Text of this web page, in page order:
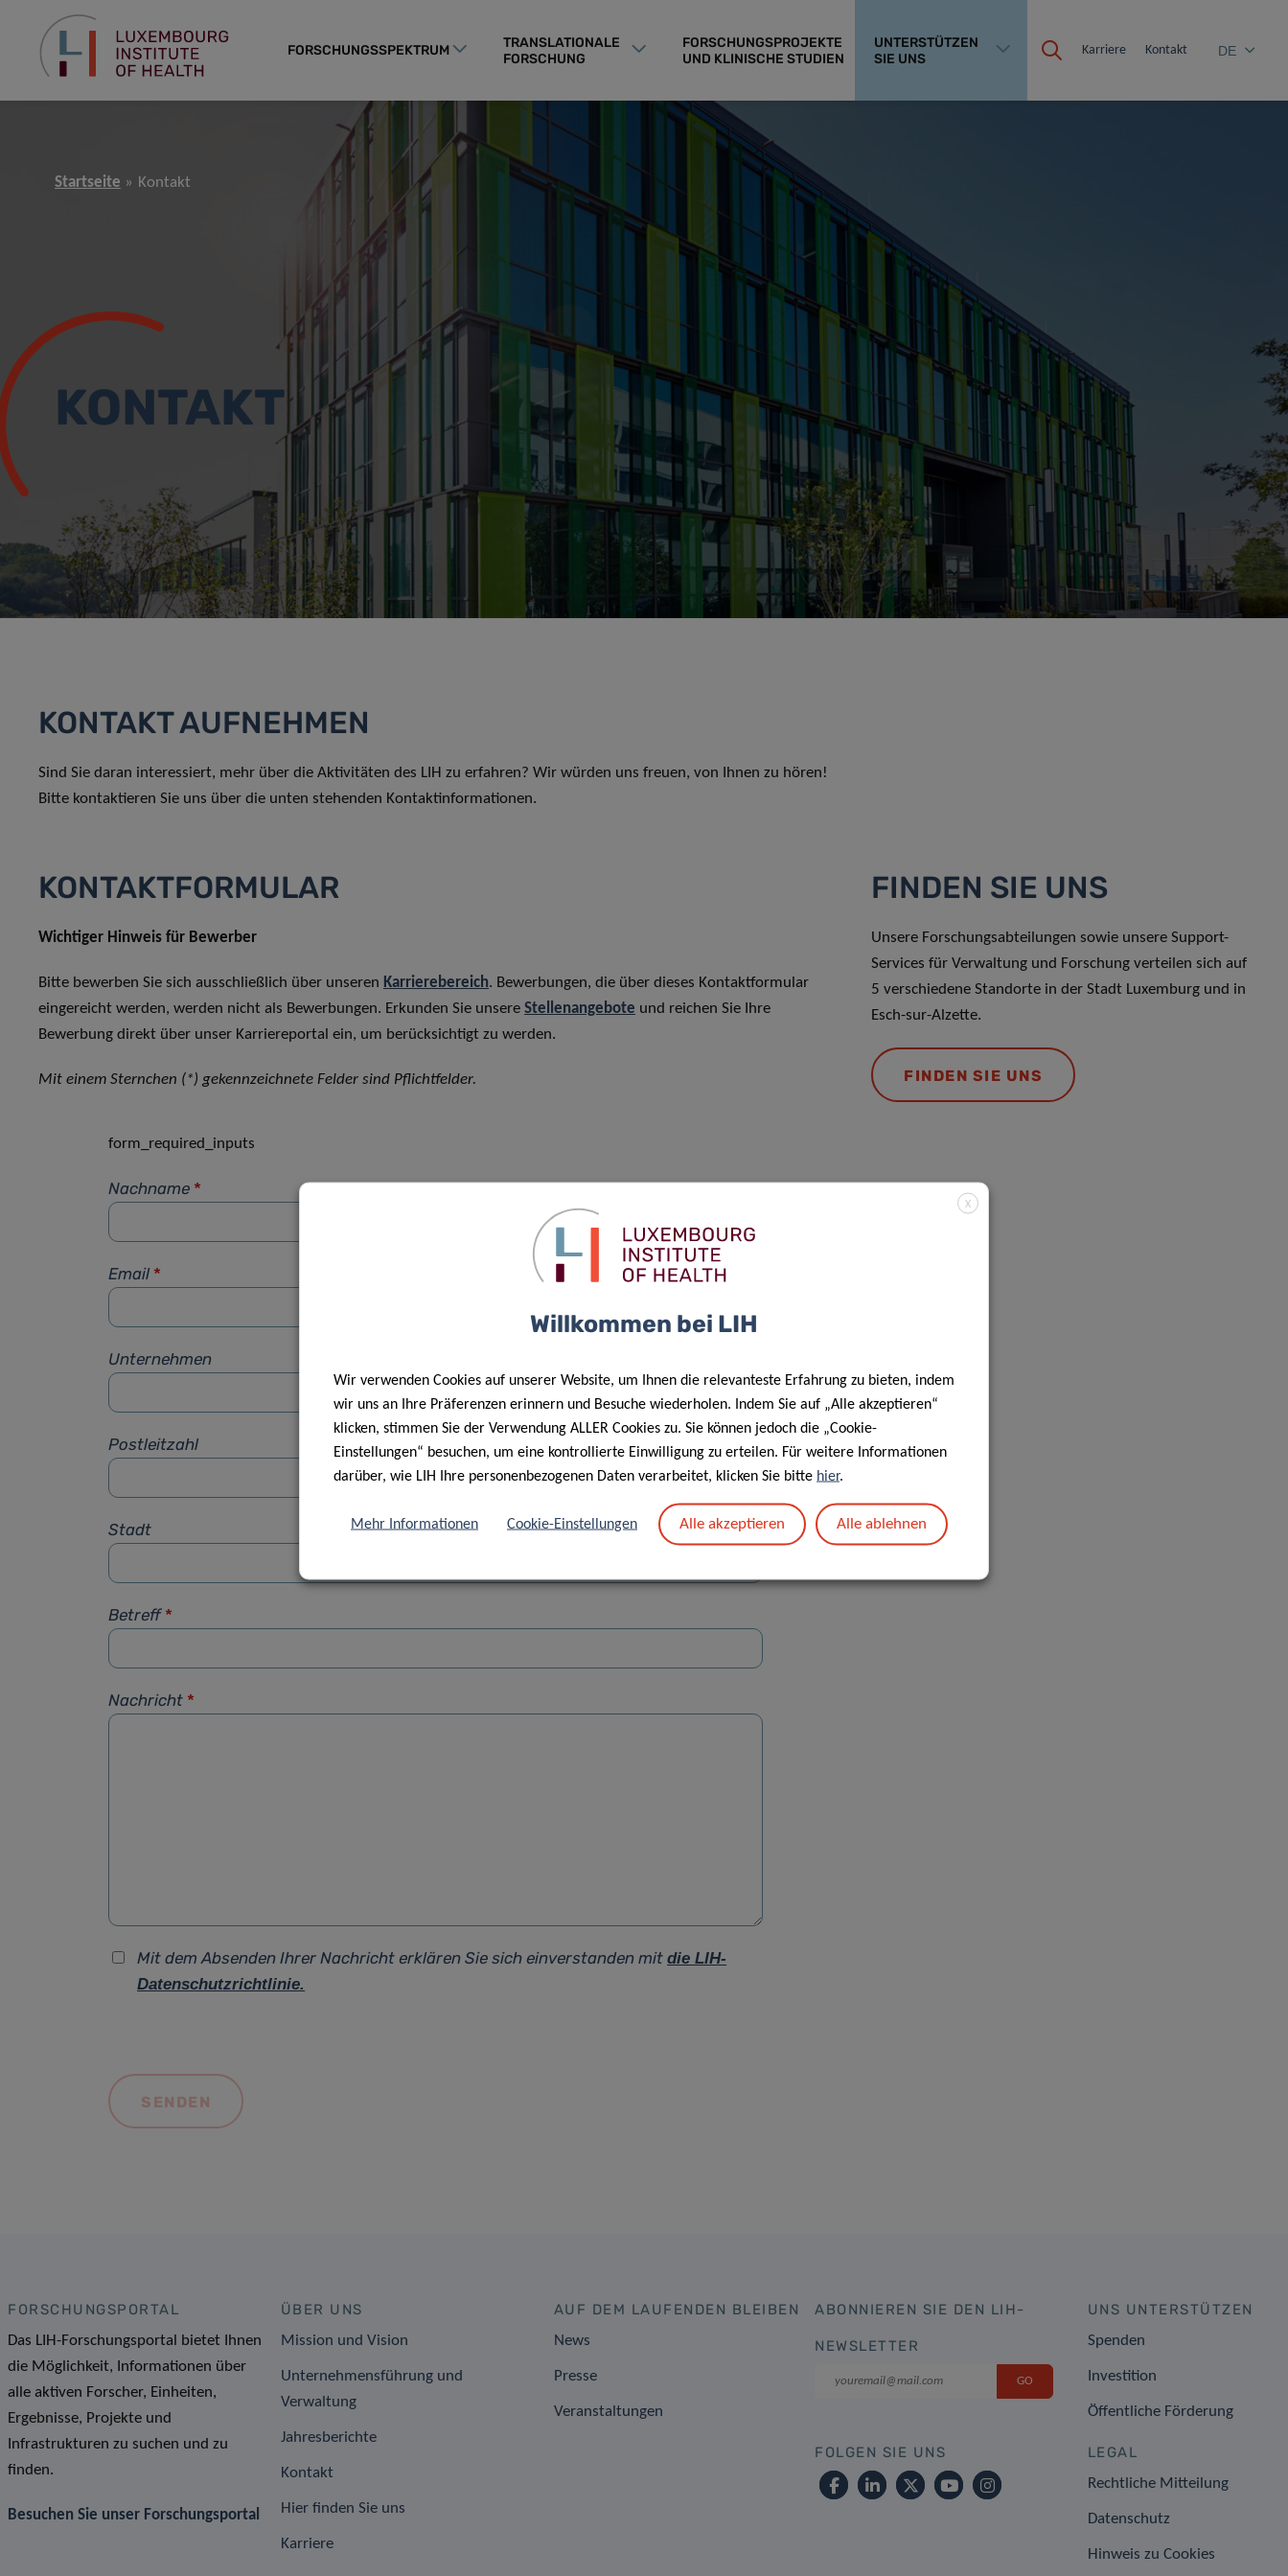
FORSCHUNGSSPEKTRUM
TRANSLATIONALE
FORSCHUNG
FORSCHUNGSPROJEKTE
UND KLINISCHE STUDIEN
UNTERSTÜTZEN
SIE UNS
Karriere Kontakt DE
Startseite Kontakt
KONTAKT
KONTAKT AUFNEHMEN
Sind Sie daran interessiert, mehr über die Aktivitäten des LIH zu erfahren? Wir würden uns freuen, von Ihnen zu hören!
Bitte kontaktieren Sie uns über die unten stehenden Kontaktinformationen.
KONTAKTFORMULAR
Wichtiger Hinweis für Bewerber
Bitte bewerben Sie sich ausschließlich über unseren Karrierebereich. Bewerbungen, die über dieses Kontaktformular
eingereicht werden, werden nicht als Bewerbungen. Erkunden Sie unsere Stellenangebote und reichen Sie Ihre
Bewerbung direkt über unser Karriereportal ein, um berücksichtigt zu werden.
Mit einem Sternchen (*) gekennzeichnete Felder sind Pflichtfelder.
form_required_inputs
Nachname * Vorname*
Email *
Unternehmen
Postleitzahl Straße
Stadt
Betreff *
Nachricht *
Mit dem Absenden Ihrer Nachricht erklären Sie sich einverstanden mitdie LIH-
Datenschutzrichtlinie.
FINDEN SIE UNS
Unsere Forschungsabteilungen sowie unsere Support-
Services für Verwaltung und Forschung verteilen sich auf
5 verschiedene Standorte in der Stadt Luxemburg und in
Esch-sur-Alzette.
FINDEN SIE UNS
FORSCHUNGSPORTAL
Das LIH-Forschungsportal bietet Ihnen
die Möglichkeit, Informationen über
alle aktiven Forscher, Einheiten,
Ergebnisse, Projekte und
Infrastrukturen zu suchen und zu
finden.
Besuchen Sie unser Forschungsportal
ÜBER UNS
Mission und Vision
Unternehmensführung und
Verwaltung
Jahresberichte
Kontakt
Hier finden Sie uns
Karriere
AUF DEM LAUFENDEN BLEIBEN
News
Presse
Veranstaltungen
ABONNIEREN SIE DEN LIH-
NEWSLETTER
FOLGEN SIE UNS
UNS UNTERSTÜTZEN
Spenden
Investition
Öffentliche Förderung
LEGAL
Rechtliche Mitteilung
Datenschutz
Hinweis zu Cookies
X
Willkommen bei LIH
Wir verwenden Cookies auf unserer Website, um Ihnen die relevanteste Erfahrung zu bieten, indem
wir uns an Ihre Präferenzen erinnern und Besuche wiederholen. Indem Sie auf „Alle akzeptieren“
klicken, stimmen Sie der Verwendung ALLER Cookies zu. Sie können jedoch die „Cookie-
Einstellungen“ besuchen, um eine kontrollierte Einwilligung zu erteilen. Für weitere Informationen
darüber, wie LIH Ihre personenbezogenen Daten verarbeitet, klicken Sie bitte hier.
Mehr Informationen Cookie-Einstellungen Alle akzeptieren Alle ablehnen